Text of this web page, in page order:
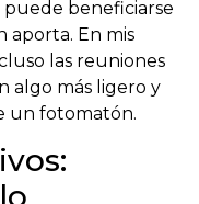
puede beneficiarse
En mis
las reuniones
algo más ligero y
un fotomatón.